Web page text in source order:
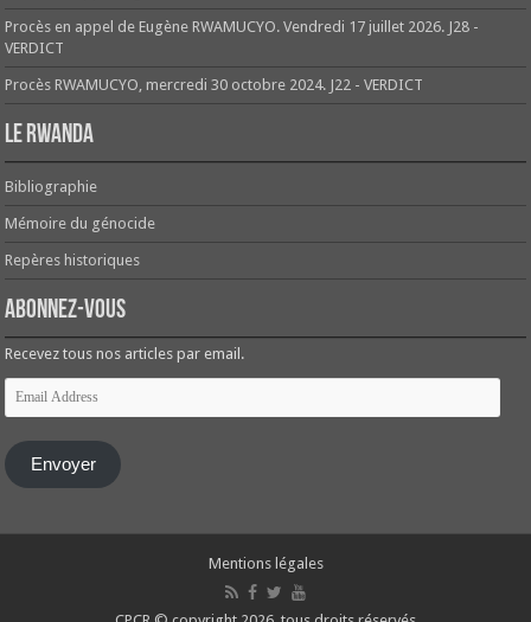
Procès en appel de Eugène RWAMUCYO. Vendredi 17 juillet 2026. J28 -
VERDICT
Procès RWAMUCYO, mercredi 30 octobre 2024. J22 - VERDICT
Le Rwanda
Bibliographie
Mémoire du génocide
Repères historiques
Abonnez-vous
Recevez tous nos articles par email.
Email
Address
Envoyer
Mentions légales